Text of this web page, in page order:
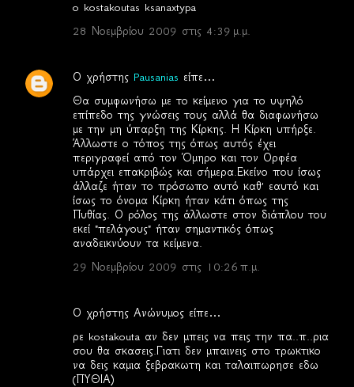
o kostakoutas ksanaxtypa
28 Νοεμβρίου 2009 στις 4:39 μ.μ.
Ο χρήστης Pausanias είπε…
Θα συμφωνήσω με το κείμενο για το υψηλό
επίπεδο της γνώσεις τους αλλά θα διαφωνήσω
με την μη ύπαρξη της Κίρκης. Η Κίρκη υπήρξε.
Άλλωστε ο τόπος της όπως αυτός έχει
περιγραφεί από τον Όμηρο και τον Ορφέα
υπάρχει επακριβώς και σήμερα.Εκείνο που ίσως
άλλαζε ήταν το πρόσωπο αυτό καθ' εαυτό και
ίσως το όνομα Κίρκη ήταν κάτι όπως της
Πυθίας. Ο ρόλος της άλλωστε στον διάπλου του
εκεί "πελάγους" ήταν σημαντικός όπως
αναδεικνύουν τα κείμενα.
29 Νοεμβρίου 2009 στις 10:26 π.μ.
Ο χρήστης Ανώνυμος είπε…
ρε kostakouta αν δεν μπεις να πεις την πα..π..ρια
σου θα σκασεις.Γιατι δεν μπαινεις στο τρωκτικο
να δεις καμια ξεβρακωτη και ταλαιπωρησε εδω
(ΠΥΘΙΑ)